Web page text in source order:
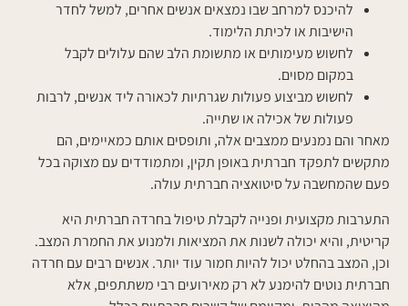
להיכנס למרחב שבו נמצאים אנשים אחרים, למשל לחדר
הישיבות או לכיתת הלימוד.
לחשוש מעימותים או מתשומת הלב שהם עלולים לקבל
במקום מסוים.
לחשוש מביצוע פעולות שגרתיות לכאורה ליד אנשים, לרבות
פעולות של אכילה או שתייה.
מאחר והם נמנעים ממצבים אלה, ותופסים אותם כמאיימים, הם
מתקשים לתפקד חברתית באופן תקין, ומתמודדים עם מצוקה בכל
פעם שהמחשבה על סיטואציה חברתית עולה.
התערבות מקצועית ופנייה לקבלת טיפול בחרדה חברתית היא
קריטית, והיא יכולה לשנות את המציאות ולמנוע את החמרת המצב.
וכן, המצב בהחלט יכול להיות חמור עוד יותר. אנשים רבים עם חרדה
חברתית נוטים להימנע לא רק מאירועים רבי משתתפים, אלא